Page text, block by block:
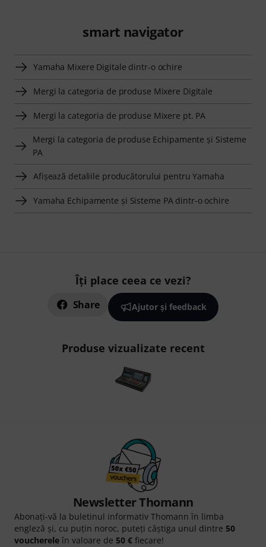
smart navigator
Yamaha Mixere Digitale dintr-o ochire
Mergi la categoria de produse Mixere Digitale
Mergi la categoria de produse Mixere pt. PA
Mergi la categoria de produse Echipamente şi Sisteme
PA
Afişează detaliile producătorului pentru Yamaha
Yamaha Echipamente şi Sisteme PA dintr-o ochire
Îți place ceea ce vezi?
Share Ajutor și feedback
Produse vizualizate recent
Newsletter Thomann
Abonați-vă la buletinul informativ Thomann în limba
engleză și, cu puțin noroc, puteți câștiga unul dintre 50
voucherele în valoare de 50 € fiecare!